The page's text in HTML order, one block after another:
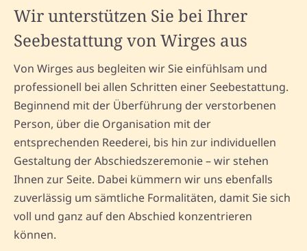
Wir unterstützen Sie bei Ihrer
Seebestattung von Wirges aus
Von Wirges aus begleiten wir Sie einfühlsam und
professionell bei allen Schritten einer Seebestattung.
Beginnend mit der Überführung der verstorbenen
Person, über die Organisation mit der
entsprechenden Reederei, bis hin zur individuellen
Gestaltung der Abschiedszeremonie – wir stehen
Ihnen zur Seite. Dabei kümmern wir uns ebenfalls
zuverlässig um sämtliche Formalitäten, damit Sie sich
voll und ganz auf den Abschied konzentrieren
können.